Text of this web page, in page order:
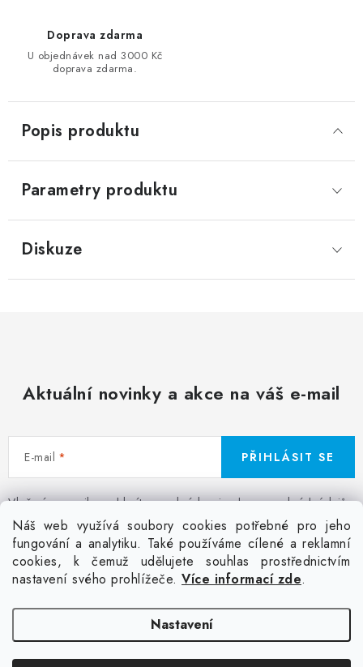
Náš web využívá soubory cookies potřebné pro jeho
fungování a analytiku. Také používáme cílené a reklamní
cookies, k čemuž udělujete souhlas prostřednictvím
nastavení svého prohlížeče. Více informací zde.
Nastavení
Doprava zdarma
U objednávek nad 3000 Kč
doprava zdarma.
Popis produktu
Parametry produktu
Diskuze
Aktuální novinky a akce na váš e-mail
E-mail
Vložením e-mailu souhlasíte spodmínkami ochrany osobních údajů
PŘIHLÁSIT SE
Facebook Kontakt Jak nakupovat
Poptávka potisku textilu
Akce a slevy GDPR + cookies Obchodní podmínky
Doprava
Copyright 2026Colordot.cz. Všechna práva vyhrazena.Upravit nastavení